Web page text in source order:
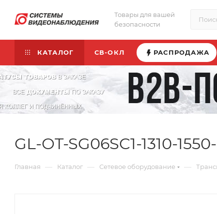
Товары для вашей
безопасности
КАТАЛОГ СВ-ОКЛ РАСПРОДАЖА
GL-OT-SG06SC1-1310-
Главная — Каталог — Сетевое оборудование —